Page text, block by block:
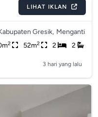
LIHAT IKLAN
Gresik, Menganti
2 52m2 2 2
3 hari yang lalu